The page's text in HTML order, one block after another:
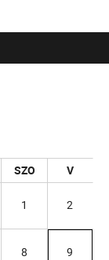
SZO V
1 2
8 9